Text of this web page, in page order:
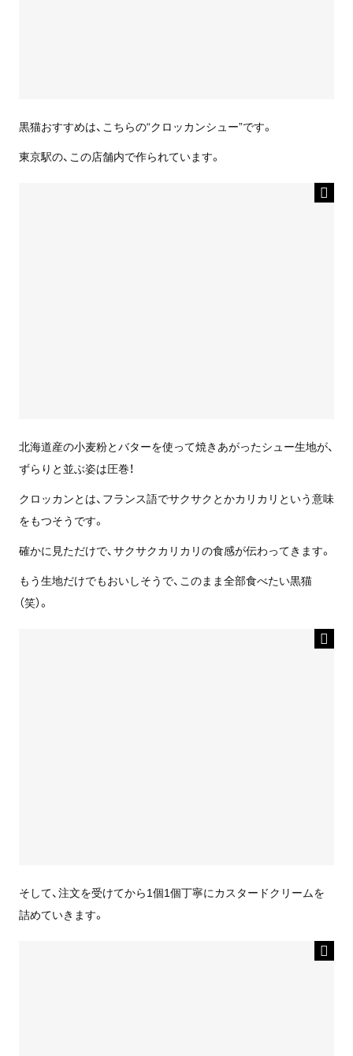
黒猫おすすめは、こちらの“クロッカンシュー”です。
東京駅の、この店舗内で作られています。
北海道産の小麦粉とバターを使って焼きあがったシュー生地が、
ずらりと並ぶ姿は圧巻！
クロッカンとは、フランス語でサクサクとかカリカリという意味
をもつそうです。
確かに見ただけで、サクサクカリカリの食感が伝わってきます。
もう生地だけでもおいしそうで、このまま全部食べたい黒猫
（笑）。
そして、注文を受けてから1個1個丁寧にカスタードクリームを
詰めていきます。